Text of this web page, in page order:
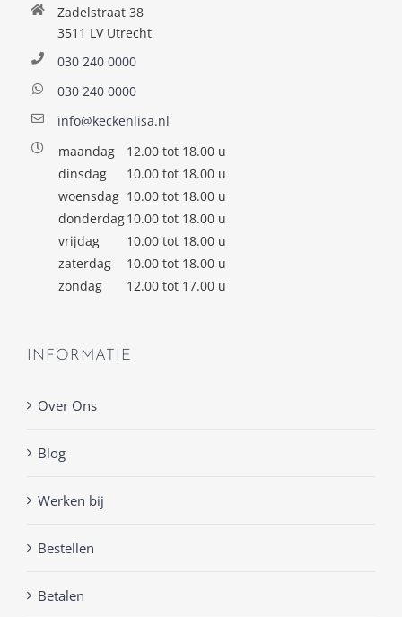
Zadelstraat 38
3511 LV Utrecht
030 240 0000
030 240 0000
info@keckenlisa.nl
maandag
12.00 tot 18.00 u
dinsdag
10.00 tot 18.00 u
woensdag 10.00 tot 18.00 u
donderdag10.00 tot 18.00 u
vrijdag
10.00 tot 18.00 u
zaterdag
10.00 tot 18.00 u
zondag
12.00 tot 17.00 u
INFORMATIE
Over Ons
Blog
Werken bij
Bestellen
Betalen